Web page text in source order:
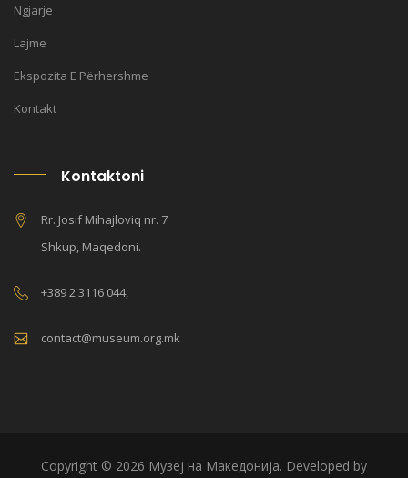
Ngjarje
Lajme
Ekspozita E Përhershme
Kontakt
Kontaktoni
Rr. Josif Mihajloviq nr. 7
Shkup, Maqedoni.
+389 2 3116 044,
contact@museum.org.mk
Copyright © 2026 Музеј на Македонија. Developed by